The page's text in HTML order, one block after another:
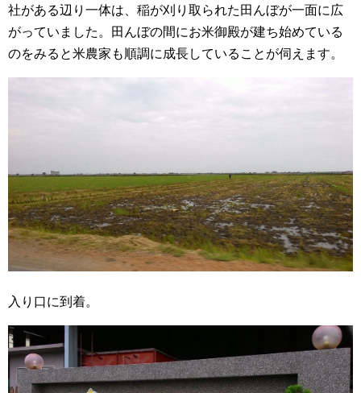
社がある辺り一体は、稲が刈り取られた田んぼが一面に広
がっていました。田んぼの間にお米御殿が建ち始めている
のをみると米農家も順調に成長していることが伺えます。
入り口に到着。